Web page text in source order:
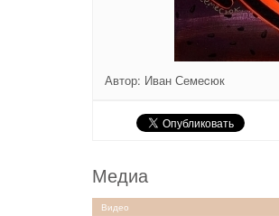
Автор: Иван Семеcюк
Медиа
Видео